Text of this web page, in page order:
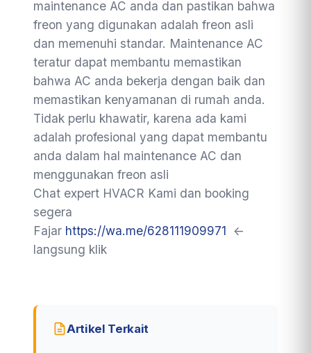
maintenance AC anda dan pastikan bahwa
freon yang digunakan adalah freon asli
dan memenuhi standar. Maintenance AC
teratur dapat membantu memastikan
bahwa AC anda bekerja dengan baik dan
memastikan kenyamanan di rumah anda.
Tidak perlu khawatir, karena ada kami
adalah profesional yang dapat membantu
anda dalam hal maintenance AC dan
menggunakan freon asli
Chat expert HVACR Kami dan booking
segera
Fajar https://wa.me/628111909971 <-
langsung klik
Artikel Terkait